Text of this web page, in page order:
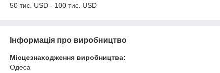
50 тис. USD - 100 тис. USD
Інформація про виробництво
Місцезнаходження виробництва:
Одеса